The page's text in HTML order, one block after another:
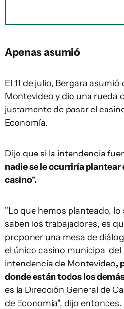
Apenas asumió
El 11 de julio, Bergara
Montevideo y dio una rueda
justamente de pasar el
Economía.
Dijo que si la intendencia
nadie se le ocurriría plantear
casino".
"Lo que hemos planteado, lo
saben los trabajadores, es
proponer una mesa de
el único casino municipal del
intendencia de Montevideo,
donde están todos los
es la Dirección General de
de Economía", dijo entonces.